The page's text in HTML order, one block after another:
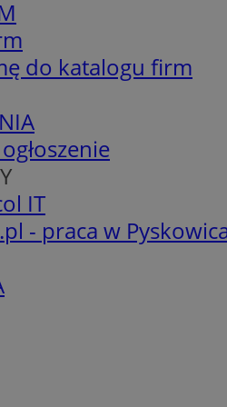
do katalogu firm
IT
- praca w